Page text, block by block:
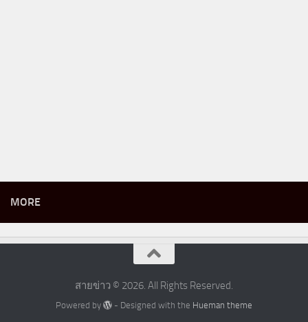
MORE
สายข่าว © 2026. All Rights Reserved.
Powered by - Designed with the Hueman theme